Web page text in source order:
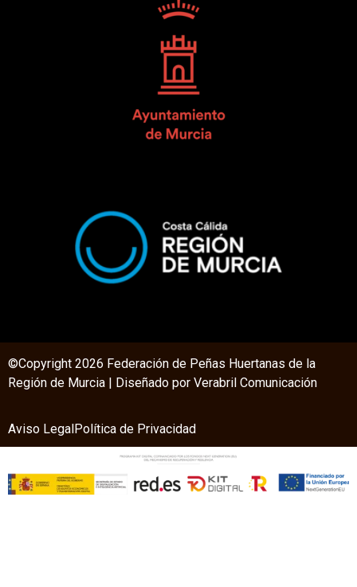
©Copyright 2026 Federación de Peñas Huertanas de la
Región de Murcia | Diseñado por Verabril Comunicación
Aviso LegalPolítica de Privacidad